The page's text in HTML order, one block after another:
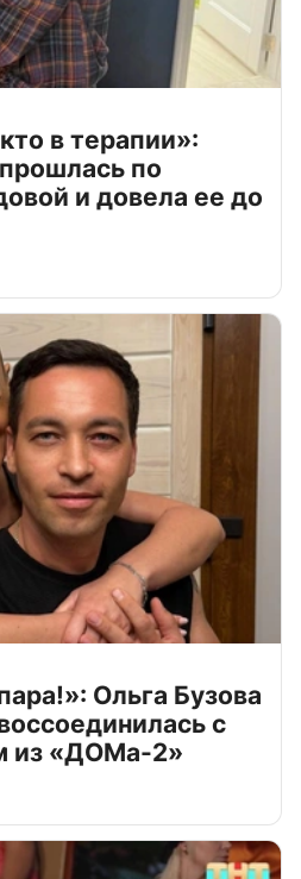
в терапии»:
по
и довела ее до
Ольга Бузова
с
из «ДОМа-2»